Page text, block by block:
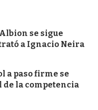
se sigue
a Ignacio Neira
a paso firme se
de la competencia